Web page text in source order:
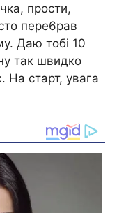
прости,
пере6рав
Даю тобі 10
так швидко
На старт, увага